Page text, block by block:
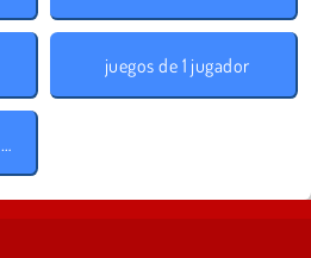
juegos de 1 jugador
Juegos de carreras con cuestas